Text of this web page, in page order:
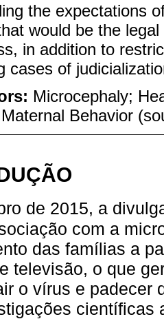
the expectations
would be the
in addition to
cases of
Microcephaly;
Behavior
de 2015, a
com a
das famílias a
televisão, o que
o vírus e padecer
científicas